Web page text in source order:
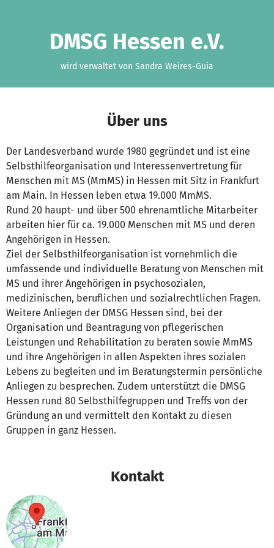
DMSG Hessen e.V.
wird verwaltet von Sandra Weires-Guia
Über uns
Der Landesverband wurde 1980 gegründet und ist eine
Selbsthilfeorganisation und Interessenvertretung für
Menschen mit MS (MmMS) in Hessen mit Sitz in Frankfurt
am Main. In Hessen leben etwa 19.000 MmMS.
Rund 20 haupt- und über 500 ehrenamtliche Mitarbeiter
arbeiten hier für ca. 19.000 Menschen mit MS und deren
Angehörigen in Hessen.
Ziel der Selbsthilfeorganisation ist vornehmlich die
umfassende und individuelle Beratung von Menschen mit
MS und ihrer Angehörigen in psychosozialen,
medizinischen, beruflichen und sozialrechtlichen Fragen.
Weitere Anliegen der DMSG Hessen sind, bei der
Organisation und Beantragung von pflegerischen
Leistungen und Rehabilitation zu beraten sowie MmMS
und ihre Angehörigen in allen Aspekten ihres sozialen
Lebens zu begleiten und im Beratungstermin persönliche
Anliegen zu besprechen. Zudem unterstützt die DMSG
Hessen rund 80 Selbsthilfegruppen und Treffs von der
Gründung an und vermittelt den Kontakt zu diesen
Gruppen in ganz Hessen.
Kontakt